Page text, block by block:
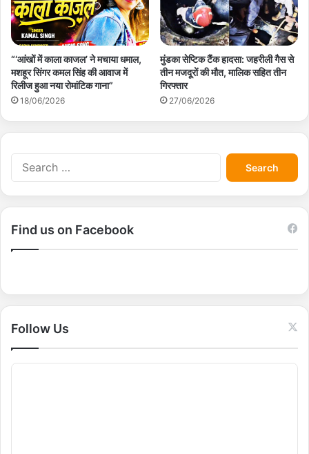
“‘आंखों में काला काजल’ ने मचाया धमाल,
मशहूर सिंगर कमल सिंह की आवाज में
रिलीज हुआ नया रोमांटिक गाना”
18/06/2026
मुंडका सेप्टिक टैंक हादसा: जहरीली गैस से
तीन मजदूरों की मौत, मालिक सहित तीन
गिरफ्तार
27/06/2026
S
e
a
r
r
:
Find us on Facebook
Follow Us